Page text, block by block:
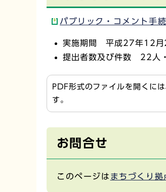
パブリック・コメント手
実施期間 平成27年12月
提出者数及び件数 22人
PDF形式のファイルを開くに
す。
お問合せ
このページは まちづくり